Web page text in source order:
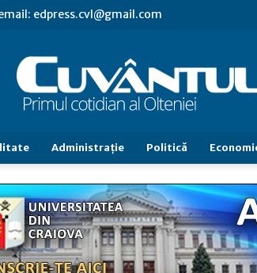
edpress.cvl@gmail.com
Administraţie Politică